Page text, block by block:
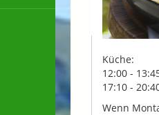
Küche:
12:00 -
17:10 -
Wenn